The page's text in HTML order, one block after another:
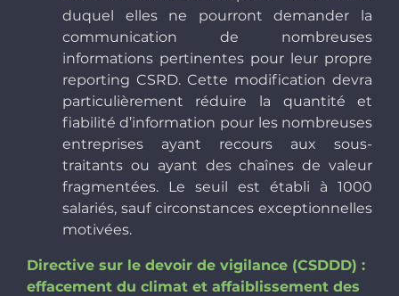
duquel elles ne pourront demander la
communication de nombreuses
informations pertinentes pour leur propre
reporting CSRD. Cette modification devra
particulièrement réduire la quantité et
fiabilité d’information pour les nombreuses
entreprises ayant recours aux sous-
traitants ou ayant des chaînes de valeur
fragmentées. Le seuil est établi à 1000
salariés, sauf circonstances exceptionnelles
motivées.
Directive sur le devoir de vigilance (CSDDD) :
effacement du climat et affaiblissement des